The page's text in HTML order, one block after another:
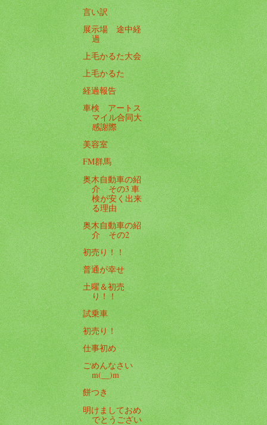
言い訳
展示場 途中経
過
上毛かるた大会
上毛かるた
経過報告
車検 アートス
マイル合同大
感謝際
美容室
FM群馬
奥木自動車の紹
介 その3 車
検が安く出来
る理由
奥木自動車の紹
介 その2
初売り！！
普通が幸せ
土曜＆初売
り！！
試乗車
初売り！
仕事初め
ごめんなさい
m(__)m
餅つき
明けましておめ
でとうござい